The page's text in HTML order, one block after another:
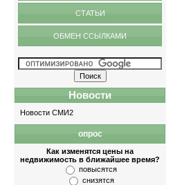
СТАТЬИ
ОБМЕН ССЫЛКАМИ
Новости
Новости СМИ2
опрос
Как изменятся цены на
недвижимость в ближайшее время?
повысятся
снизятся